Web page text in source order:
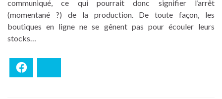
communiqué, ce qui pourrait donc signifier l’arrêt
(momentané ?) de la production. De toute façon, les
boutiques en ligne ne se gênent pas pour écouler leurs
stocks…